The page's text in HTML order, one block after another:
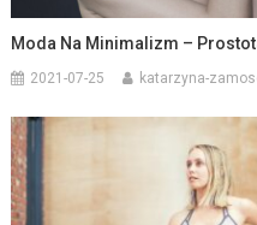
Moda Na Minimalizm –
2021-07-25 katarzyna-